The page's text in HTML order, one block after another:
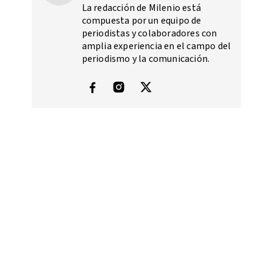
La redacción de Milenio está
compuesta por un equipo de
periodistas y colaboradores con
amplia experiencia en el campo del
periodismo y la comunicación.